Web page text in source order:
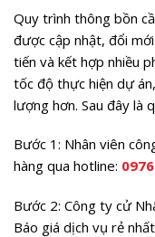
Quy trình thông bồn
được cập nhật, đổi
tiến và kết hợp nhiều
tốc độ thực hiện dự
lượng hơn. Sau đây là
Bước 1: Nhân viên
hàng qua hotline:
Bước 2: Công ty cử
Báo giá dịch vụ rẻ